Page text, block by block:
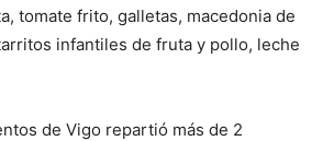
tomate frito, galletas, macedonia de
infantiles de fruta y pollo, leche
de Vigo repartió más de 2